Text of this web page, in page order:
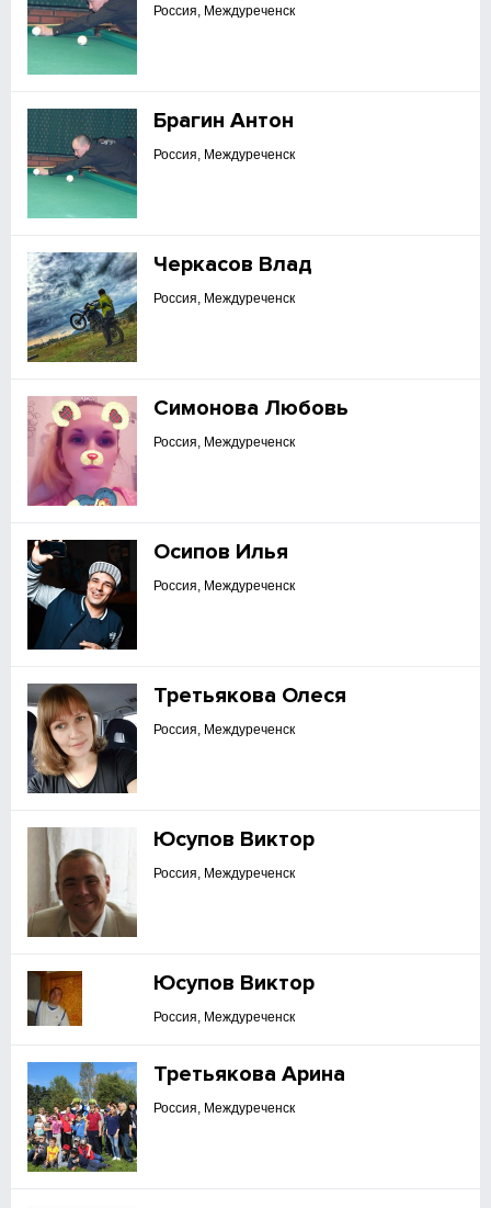
Россия, Междуреченск
Брагин Антон
Россия, Междуреченск
Черкасов Влад
Россия, Междуреченск
Симонова Любовь
Россия, Междуреченск
Осипов Илья
Россия, Междуреченск
Третьякова Олеся
Россия, Междуреченск
Юсупов Виктор
Россия, Междуреченск
Юсупов Виктор
Россия, Междуреченск
Третьякова Арина
Россия, Междуреченск